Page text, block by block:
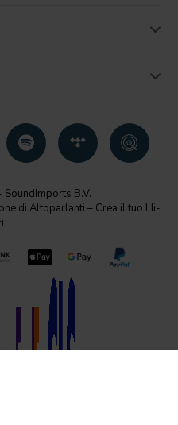
B.V.
di Altoparlanti – Crea il tuo Hi-